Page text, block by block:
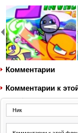
Комментарии
Комментарии к